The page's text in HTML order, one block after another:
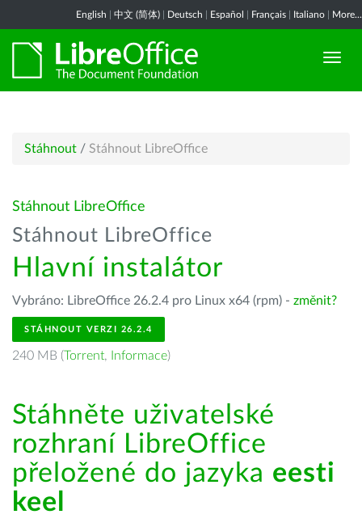
English 中文 (简体) Deutsch Español Français Italiano More...
Stáhnout / Stáhnout LibreOffice
Stáhnout LibreOffice
Stáhnout LibreOffice
Hlavní instalátor
Vybráno: LibreOffice 26.2.4 pro Linux x64 (rpm) - změnit?
STÁHNOUT VERZI 26.2.4
240 MB (Torrent, Informace)
Stáhněte uživatelské
rozhraní LibreOffice
přeložené do jazyka eesti
keel